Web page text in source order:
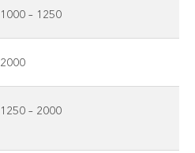
1000 – 1250
2000
1250 – 2000